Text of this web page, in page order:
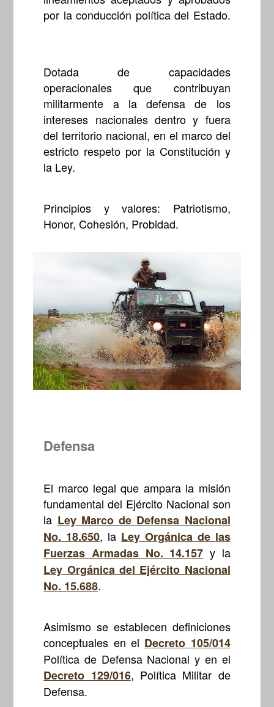
por la conducción política del Estado.
Dotada de capacidades
operacionales que contribuyan
militarmente a la defensa de los
intereses nacionales dentro y fuera
del territorio nacional, en el marco del
estricto respeto por la Constitución y
la Ley.
Principios y valores: Patriotismo,
Honor, Cohesión, Probidad.
Defensa
El marco legal que ampara la misión
fundamental del Ejército Nacional son
la Ley Marco de Defensa Nacional
No. 18.650, la Ley Orgánica de las
Fuerzas Armadas No. 14.157 y la
Ley Orgánica del Ejército Nacional
No. 15.688.
Asimismo se establecen definiciones
conceptuales en el Decreto 105/014
Política de Defensa Nacional y en el
Decreto 129/016, Política Militar de
Defensa.